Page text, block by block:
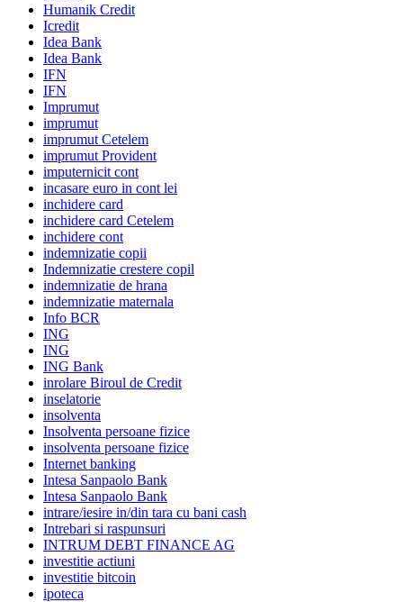
Humanik Credit
Icredit
Idea Bank
Idea Bank
IFN
IFN
Imprumut
imprumut
imprumut Cetelem
imprumut Provident
imputernicit cont
incasare euro in cont lei
inchidere card
inchidere card Cetelem
inchidere cont
indemnizatie copii
Indemnizatie crestere copil
indemnizatie de hrana
indemnizatie maternala
Info BCR
ING
ING
ING Bank
inrolare Biroul de Credit
inselatorie
insolventa
Insolventa persoane fizice
insolventa persoane fizice
Internet banking
Intesa Sanpaolo Bank
Intesa Sanpaolo Bank
intrare/iesire in/din tara cu bani cash
Intrebari si raspunsuri
INTRUM DEBT FINANCE AG
investitie actiuni
investitie bitcoin
ipoteca